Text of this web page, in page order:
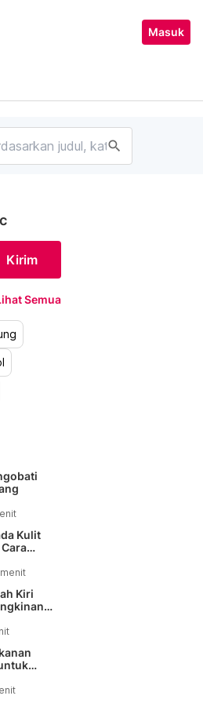
Masuk
search
Kirim
Semua
Kulit
Kiri